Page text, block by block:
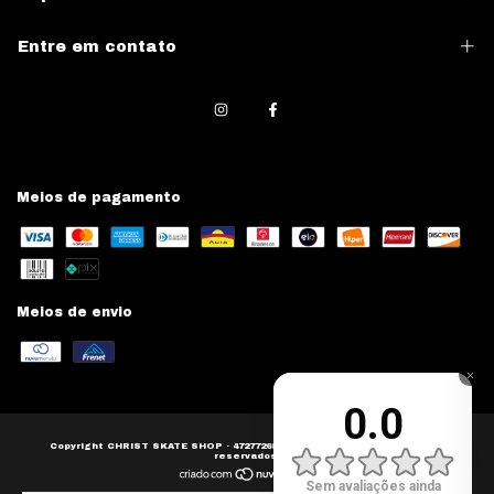
Entre em contato
Meios de pagamento
Meios de envio
Copyright CHRIST SKATE SHOP - 47277268000139 - 2026. Todos os direitos
reservados.